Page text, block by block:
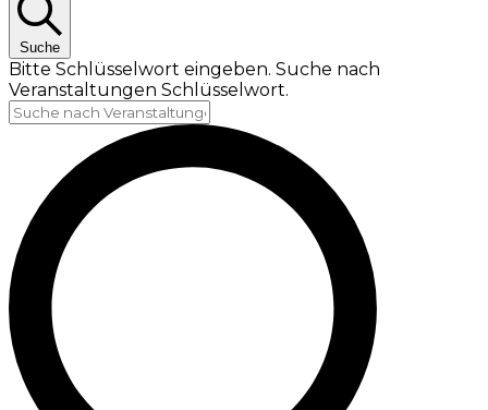
Suche
Bitte Schlüsselwort eingeben. Suche nach
Veranstaltungen Schlüsselwort.